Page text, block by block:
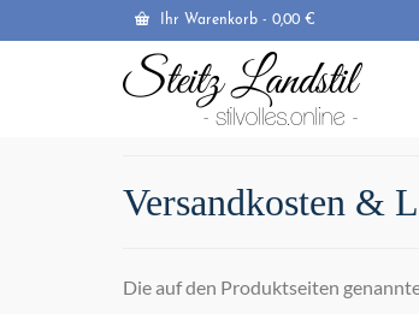
Ihr Warenkorb - 0,00 €
Versandkosten &
Die auf den Produktseiten